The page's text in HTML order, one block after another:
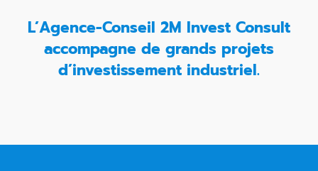
L’Agence-Conseil 2M Invest Consult
accompagne de grands projets
d’investissement industriel.